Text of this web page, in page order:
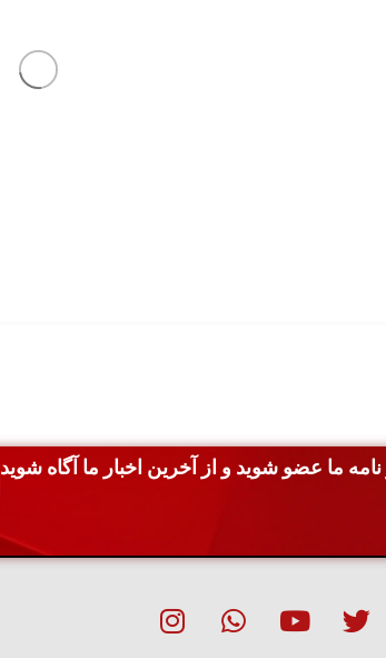
ما عضو شوید و از آخرین اخبار ما آگاه شوید